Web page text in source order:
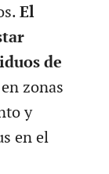
El
de
zonas
y
en el